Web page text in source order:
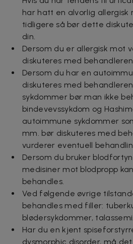
har hatt en alvorlig allergisk
tidligere så bør dette
din.
Dersom du er allergisk mot
diskuteres med behandleren
Dersom du har en
diskuteres med
sykdommer bør man ikke
bindevevssykdom og
autoimmune sykdommer
mm. bør diskuteres med
vurderer eventuell
Dersom du bruker
medisiner mot blodpropp
behandles.
Ved følgende øvrige
behandles med filler:
blødersykdommer, talassemi.
Har du en kjent
dysmorphic disorder, må